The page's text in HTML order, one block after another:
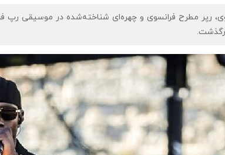
رپر مطرح فرانسوی و چهره‌ای شناخته‌شده در موسیقی رپ